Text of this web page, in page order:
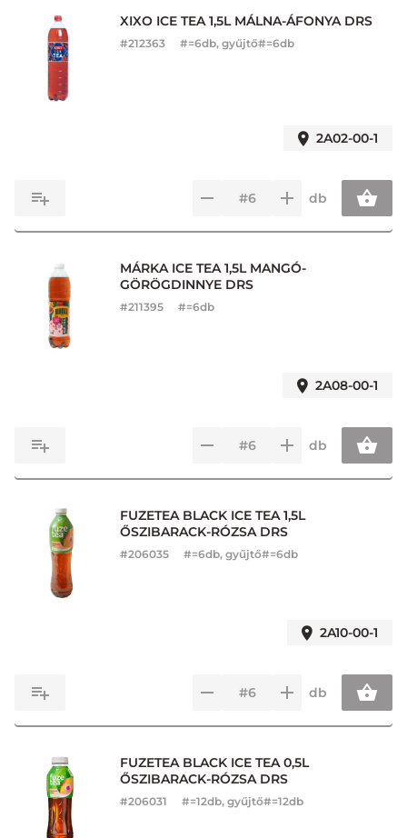
XIXO ICE TEA 1,5L MÁLNA-ÁFONYA DRS
#212363 #=6db, gyűjtő#=6db
2A02-00-1
db
MÁRKA ICE TEA 1,5L MANGÓ-
GÖRÖGDINNYE DRS
#211395 #=6db
2A08-00-1
db
FUZETEA BLACK ICE TEA 1,5L
ŐSZIBARACK-RÓZSA DRS
#206035 #=6db, gyűjtő#=6db
2A10-00-1
db
FUZETEA BLACK ICE TEA 0,5L
ŐSZIBARACK-RÓZSA DRS
#206031 #=12db, gyűjtő#=12db